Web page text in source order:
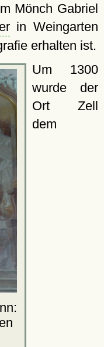
Mönch Gabriel
in Weingarten
erhalten ist.
Um 1300
wurde der
Ort Zell
dem